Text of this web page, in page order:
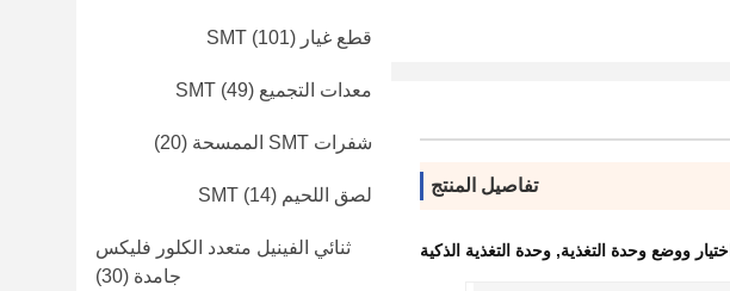
تفاصيل المنتج
اختيار ووضع وحدة التغذية, وحدة التغذية الذكية
قطع غيار SMT (101)
معدات التجميع SMT (49)
شفرات SMT الممسحة (20)
لصق اللحيم SMT (14)
ثنائي الفينيل متعدد الكلور فليكس
جامدة (30)